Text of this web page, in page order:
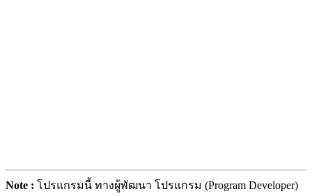
Note : โปรแกรมนี้ ทางผู้พัฒนา โปรแกรม (Program Developer)